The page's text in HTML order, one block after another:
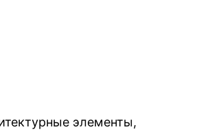
элементы,